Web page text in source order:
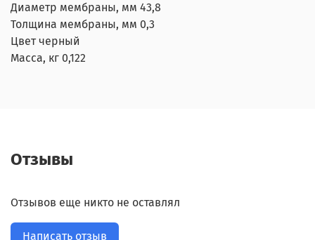
Диаметр мембраны, мм 43,8
Толщина мембраны, мм 0,3
Цвет черный
Масса, кг 0,122
Отзывы
Отзывов еще никто не оставлял
Написать отзыв